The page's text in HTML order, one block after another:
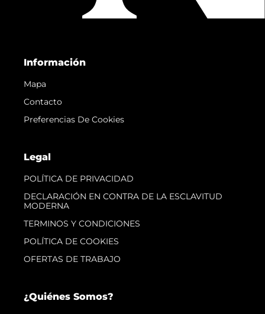
Información
Mapa
Contacto
Preferencias De Cookies
Legal
POLÍTICA DE PRIVACIDAD
DECLARACIÓN EN CONTRA DE LA ESCLAVITUD
MODERNA
TERMINOS Y CONDICIONES
POLÍTICA DE COOKIES
OFERTAS DE TRABAJO
¿Quiénes Somos?